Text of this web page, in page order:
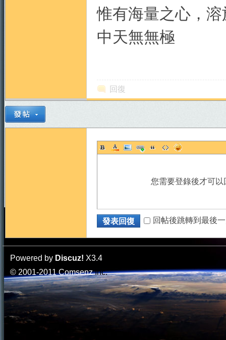
惟有海量之心，
中天無無極
回復
您需要登錄後才可
發表回復 回帖後跳轉到最後
Powered by Discuz! X3.4
© 2001-2011ComsenzInc.